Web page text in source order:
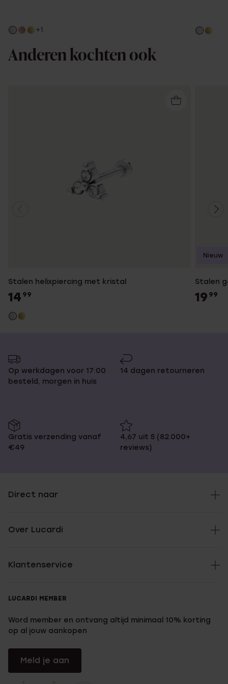
+1
Anderen kochten ook
Stalen helixpiercing met kristal
14 99
Stalen
19 99
Nieuw
Op werkdagen voor 17:00
besteld, morgen in huis
14 dagen retourneren
Gratis verzending vanaf
€49
4,67 uit 5 (82.000+
reviews)
Direct naar
Over Lucardi
Klantenservice
LUCARDI MEMBER
Word member en ontvang altijd minimaal 10% korting
op al jouw aankopen
Meld je aan